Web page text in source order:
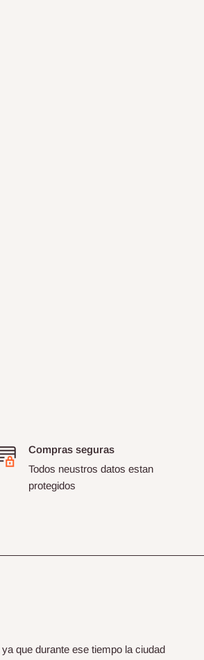
Compras seguras
Todos neustros datos estan
protegidos
que durante ese tiempo la ciudad